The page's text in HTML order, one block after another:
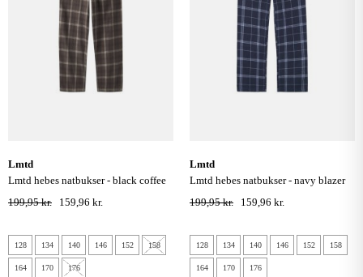
lmtd
lmtd hebes natbukser - black coffee
199,95 kr.
159,96 kr.
128 134 140 146 152 158
164 170 176
lmtd
lmtd hebes natbukser - navy blazer
199,95 kr.
159,96 kr.
128 134 140 146 152 158
164 170 176